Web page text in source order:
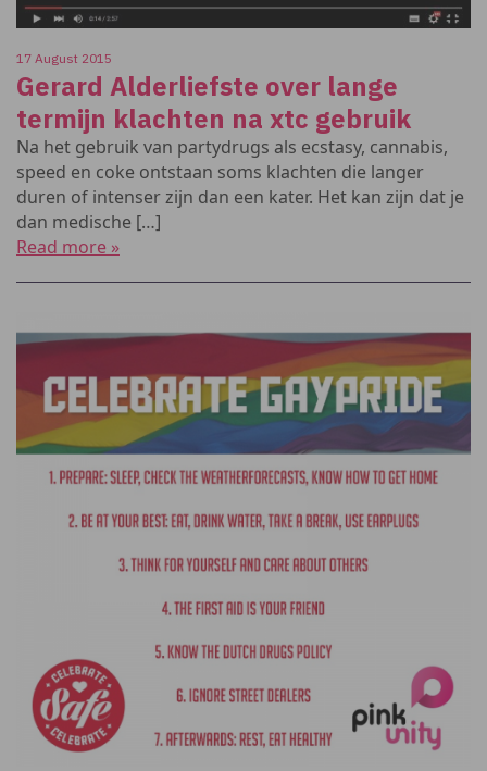
17 August 2015
Gerard Alderliefste over lange
termijn klachten na xtc gebruik
Na het gebruik van partydrugs als ecstasy, cannabis,
speed en coke ontstaan soms klachten die langer
duren of intenser zijn dan een kater. Het kan zijn dat je
dan medische […]
Read more »